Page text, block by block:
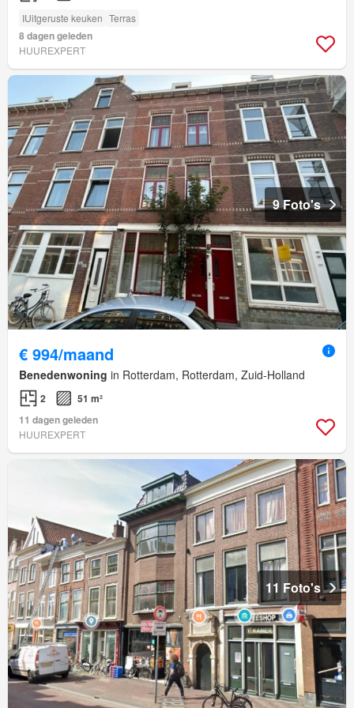
IUitgeruste keuken Terras
8 dagen geleden
HUUREXPERT
9 Foto's
€ 994/maand
Benedenwoning in Rotterdam, Rotterdam, Zuid-Holland
2
51 m²
11 dagen geleden
HUUREXPERT
11 Foto's